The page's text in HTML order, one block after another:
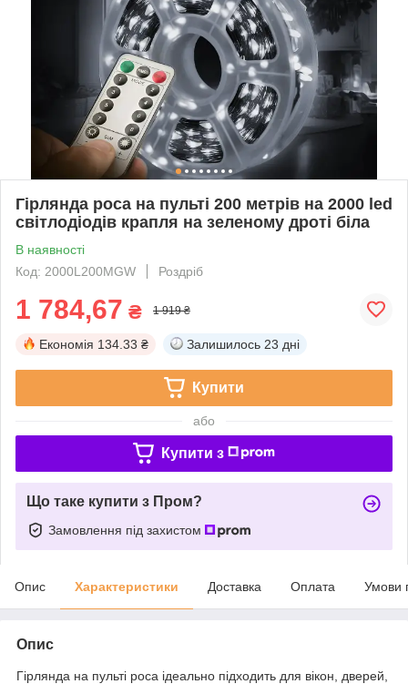
Гірлянда роса на пульті 200 метрів на 2000 led
світлодіодів крапля на зеленому дроті біла
В наявності
Код: 2000L200MGW
Роздріб
1 784,67 ₴ 1 919 ₴
Економія 134.33 ₴ Залишилось 23 дні
Купити
або
Купити з
Що таке купити з Пром?
Замовлення під захистом
Опис Характеристики Доставка Оплата Умови
Опис
Гірлянда на пульті роса ідеально підходить для вікон, дверей,